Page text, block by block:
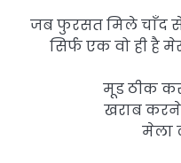
जब फुरसत मिले चाँद से
सिर्फ एक वो ही है
मूड ठीक
खराब
मेला